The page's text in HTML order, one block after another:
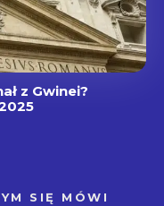
z Gwinei?
SIĘ MÓWI